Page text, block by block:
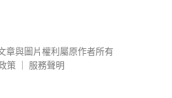
章與圖片權利屬原作者所有
策
服務聲明